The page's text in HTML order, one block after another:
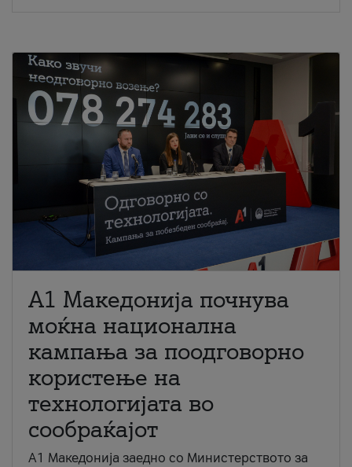
A1 Македонија почнува
моќна национална
кампања за поодговорно
користење на
технологијата во
сообраќајот
A1 Македонија заедно со Министерството за